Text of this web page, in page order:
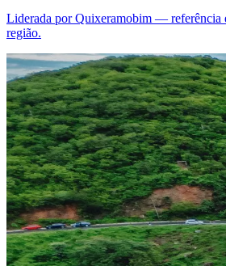
Liderada por Quixeramobim — referência
região.